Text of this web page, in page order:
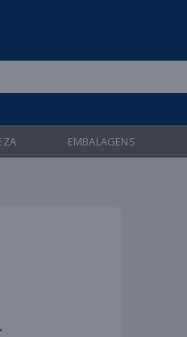
EMBALAGENS